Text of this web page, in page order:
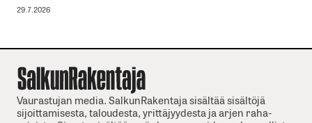
29.7.2026
Vaurastujan media. SalkunRakentaja sisältää sisältöjä
sijoittamisesta, taloudesta, yrittäjyydesta ja arjen raha-